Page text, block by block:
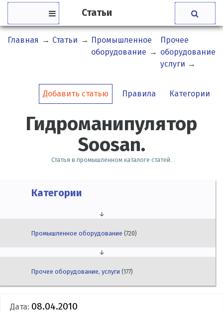
Статьи
Главная → Статьи → Промышленное
оборудование →
Прочее
оборудование,
услуги →
Добавить статью Правила Категории
Гидроманипулятор
Soosan.
Статья в промышленном каталоге статей.
Категории
↓
Промышленное оборудование(720)
↓
Прочее оборудование, услуги(177)
Дата: 08.04.2010